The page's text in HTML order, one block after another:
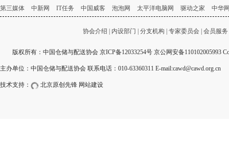
第三媒体 中新网 IT任务 中国威客 泡泡网 太平洋电脑网 驱动之家 中华
协会介绍 内设部门 分支机构 专家委员会 会员服务
版权所有：中国仓储与配送协会 京ICP备12033254号 京公网安备110102005993
主办单位：中国仓储与配送协会 联系电话：010-63360311 E-mail:cawd@cawd.org.cn
技术支持： 北京原创先锋 网站建设